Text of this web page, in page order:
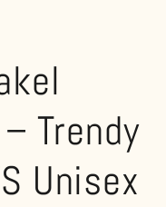
Trendy
Unisex